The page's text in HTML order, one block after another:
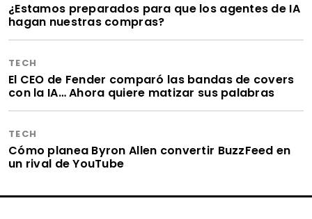
¿Estamos preparados para que los agentes de IA
hagan nuestras compras?
TECH
El CEO de Fender comparó las bandas de covers
con la IA… Ahora quiere matizar sus palabras
TECH
Cómo planea Byron Allen convertir BuzzFeed en
un rival de YouTube